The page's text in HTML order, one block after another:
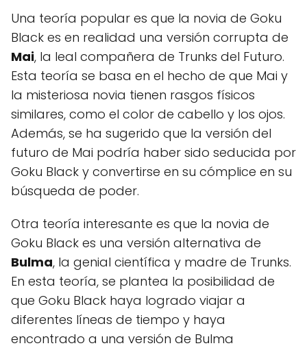
Una teoría popular es que la novia de Goku
Black es en realidad una versión corrupta de
Mai, la leal compañera de Trunks del Futuro.
Esta teoría se basa en el hecho de que Mai y
la misteriosa novia tienen rasgos físicos
similares, como el color de cabello y los ojos.
Además, se ha sugerido que la versión del
futuro de Mai podría haber sido seducida por
Goku Black y convertirse en su cómplice en su
búsqueda de poder.
Otra teoría interesante es que la novia de
Goku Black es una versión alternativa de
Bulma, la genial científica y madre de Trunks.
En esta teoría, se plantea la posibilidad de
que Goku Black haya logrado viajar a
diferentes líneas de tiempo y haya
encontrado a una versión de Bulma